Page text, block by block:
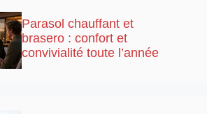
Parasol chauffant et
brasero : confort et
convivialité toute l’année